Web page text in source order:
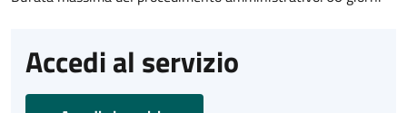
Accedi al servizio